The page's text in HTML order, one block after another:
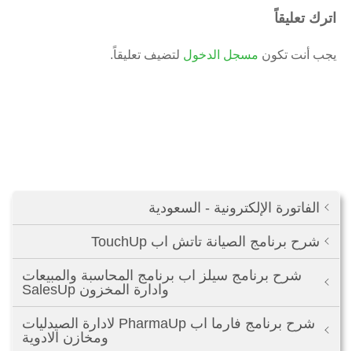
الفاتورة الإلكترونية - السعودية
شرح برنامج الصيانة تاتش اب TouchUp
شرح برنامج سيلز اب برنامج المحاسبة والمبيعات
وادارة المخزون SalesUp
شرح برنامج فارما اب PharmaUp لادارة الصيدليات
ومخازن الادوية
اترك تعليقاً
يجب أنت تكون مسجل الدخول لتضيف تعليقاً.